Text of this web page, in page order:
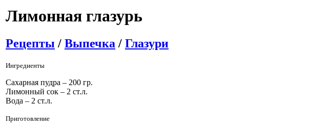
Лимонная глазурь
Рецепты / Выпечка / Глазури
Ингредиенты
Сахарная пудра – 200 гр.
Лимонный сок – 2 ст.л.
Вода – 2 ст.л.
Приготовление